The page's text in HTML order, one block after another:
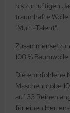
bis zur luftigen
traumhafte Wolle
"Multi-Talent".
100 % Baumwolle
Die empfohlene
Maschenprobe
auf 33 Reihen
für einen